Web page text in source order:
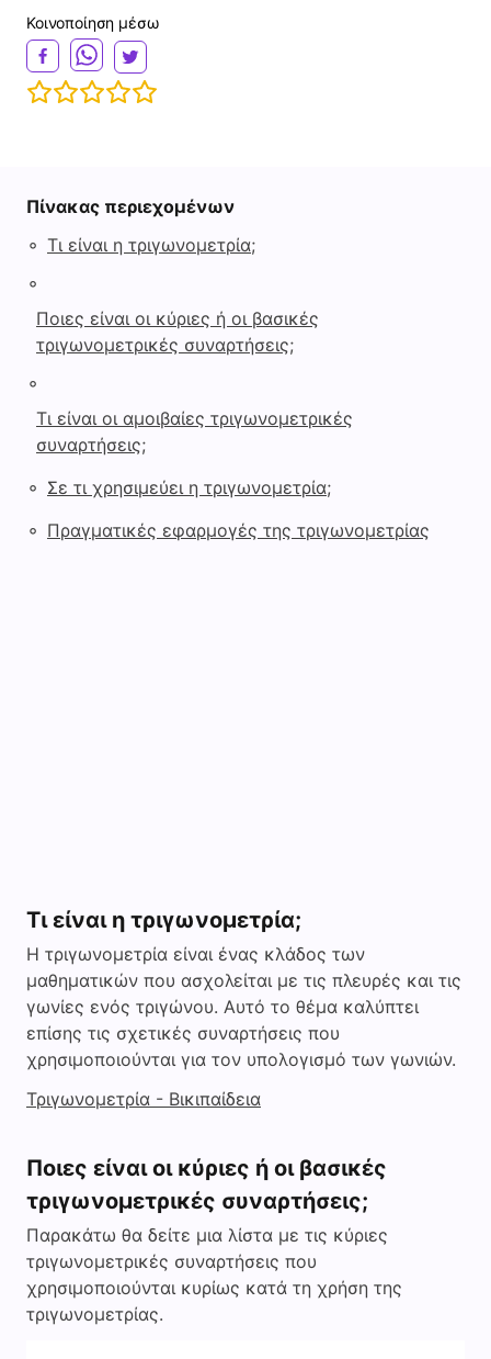
Κοινοποίηση μέσω
Πίνακας περιεχομένων
◦ Τι είναι η τριγωνομετρία;
◦
Ποιες είναι οι κύριες ή οι βασικές
τριγωνομετρικές συναρτήσεις;
◦
Τι είναι οι αμοιβαίες τριγωνομετρικές
συναρτήσεις;
◦ Σε τι χρησιμεύει η τριγωνομετρία;
◦ Πραγματικές εφαρμογές της τριγωνομετρίας
Τι είναι η τριγωνομετρία;
Η τριγωνομετρία είναι ένας κλάδος των
μαθηματικών που ασχολείται με τις πλευρές και τις
γωνίες ενός τριγώνου. Αυτό το θέμα καλύπτει
επίσης τις σχετικές συναρτήσεις που
χρησιμοποιούνται για τον υπολογισμό των γωνιών.
Τριγωνομετρία - Βικιπαίδεια
Ποιες είναι οι κύριες ή οι βασικές
τριγωνομετρικές συναρτήσεις;
Παρακάτω θα δείτε μια λίστα με τις κύριες
τριγωνομετρικές συναρτήσεις που
χρησιμοποιούνται κυρίως κατά τη χρήση της
τριγωνομετρίας.